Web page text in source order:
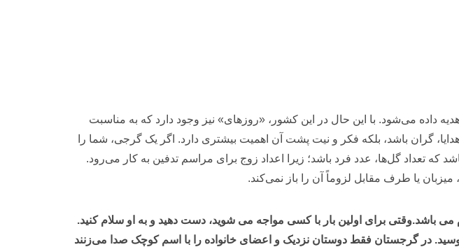
داده می‌شود. با این حال در این کشور، «روزهای» نیز وجود دارد که به مناسبت
گران باشد، بلکه فکر و نیت پشت آن اهمیت بیشتری دارد. اگر یک گرجی، شما را
که تعداد گل‌ها، عدد فرد باشد؛ زیرا اعداد زوج برای مراسم تدفین به کار می‌رود.
میزبان یا طرف مقابل لزوماً آن را باز نمی‌کند.
باشد.وقتی برای اولین بار با کسی مواجه می شوید، دست دهید و به او سلام کنید.
در گرجستان فقط دوستان نزدیک و اعضای خانواده را با اسم کوچک صدا می‌زنند